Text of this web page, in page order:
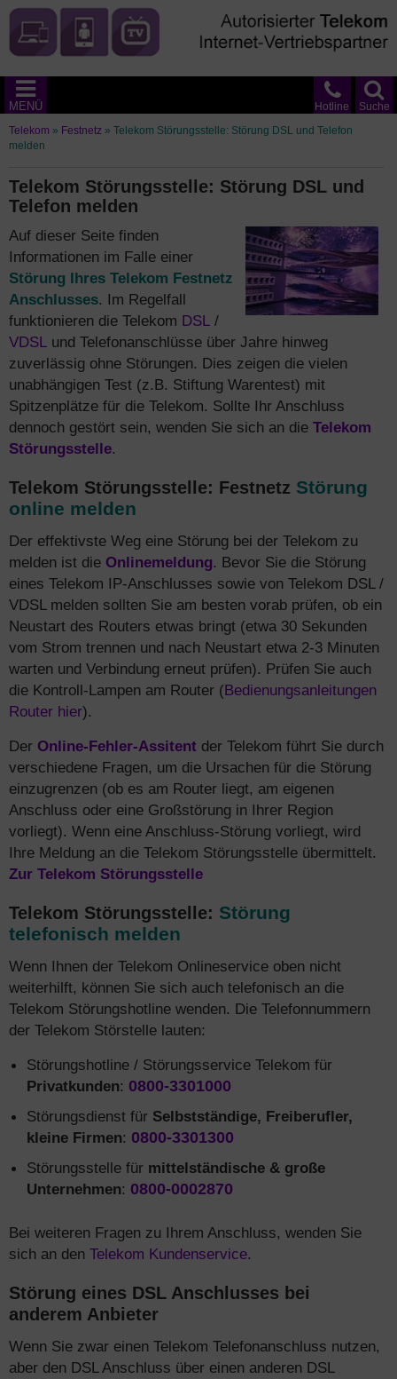
Suche
Hotline
MENÜ
Telekom » Festnetz » Telekom Störungsstelle: Störung DSL und Telefon
melden
Telekom Störungsstelle: Störung DSL und
Telefon melden
Auf dieser Seite finden
Informationen im Falle einer
Störung Ihres Telekom Festnetz
Anschlusses. Im Regelfall
funktionieren die Telekom DSL /
VDSL und Telefonanschlüsse über Jahre hinweg
zuverlässig ohne Störungen. Dies zeigen die vielen
unabhängigen Test (z.B. Stiftung Warentest) mit
Spitzenplätze für die Telekom. Sollte Ihr Anschluss
dennoch gestört sein, wenden Sie sich an die Telekom
Störungsstelle.
Telekom Störungsstelle: Festnetz Störung
online melden
Der effektivste Weg eine Störung bei der Telekom zu
melden ist die Onlinemeldung. Bevor Sie die Störung
eines Telekom IP-Anschlusses sowie von Telekom DSL /
VDSL melden sollten Sie am besten vorab prüfen, ob ein
Neustart des Routers etwas bringt (etwa 30 Sekunden
vom Strom trennen und nach Neustart etwa 2-3 Minuten
warten und Verbindung erneut prüfen). Prüfen Sie auch
die Kontroll-Lampen am Router (Bedienungsanleitungen
Router hier).
Der Online-Fehler-Assitent der Telekom führt Sie durch
verschiedene Fragen, um die Ursachen für die Störung
einzugrenzen (ob es am Router liegt, am eigenen
Anschluss oder eine Großstörung in Ihrer Region
vorliegt). Wenn eine Anschluss-Störung vorliegt, wird
Ihre Meldung an die Telekom Störungsstelle übermittelt.
Zur Telekom Störungsstelle
Telekom Störungsstelle: Störung
telefonisch melden
Wenn Ihnen der Telekom Onlineservice oben nicht
weiterhilft, können Sie sich auch telefonisch an die
Telekom Störungshotline wenden. Die Telefonnummern
der Telekom Störstelle lauten:
Störungshotline / Störungsservice Telekom für
Privatkunden: 0800-3301000
Störungsdienst für Selbstständige, Freiberufler,
kleine Firmen: 0800-3301300
Störungsstelle für mittelständische & große
Unternehmen: 0800-0002870
Bei weiteren Fragen zu Ihrem Anschluss, wenden Sie
sich an den Telekom Kundenservice.
Störung eines DSL Anschlusses bei
anderem Anbieter
Wenn Sie zwar einen Telekom Telefonanschluss nutzen,
aber den DSL Anschluss über einen anderen DSL